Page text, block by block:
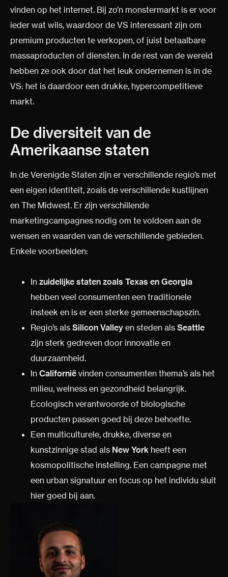
vinden op het internet. Bij zo’n monstermarkt is er voor
ieder wat wils, waardoor de VS interessant zijn om
premium producten te verkopen, of juist betaalbare
massaproducten of diensten. In de rest van de wereld
hebben ze ook door dat het leuk ondernemen is in de
VS: het is daardoor een drukke, hypercompetitieve
markt.
De diversiteit van de
Amerikaanse staten
In de Verenigde Staten zijn er verschillende regio’s met
een eigen identiteit, zoals de verschillende kustlijnen
en The Midwest. Er zijn verschillende
marketingcampagnes nodig om te voldoen aan de
wensen en waarden van de verschillende gebieden.
Enkele voorbeelden:
In zuidelijke staten zoals Texas en Georgia
hebben veel consumenten een traditionele
insteek en is er een sterke gemeenschapszin.
Regio’s als Silicon Valley en steden als Seattle
zijn sterk gedreven door innovatie en
duurzaamheid.
In Californië vinden consumenten thema’s als het
milieu, welness en gezondheid belangrijk.
Ecologisch verantwoorde of biologische
producten passen goed bij deze behoefte.
Een multiculturele, drukke, diverse en
kunstzinnige stad als New York heeft een
kosmopolitische instelling. Een campagne met
een urban signatuur en focus op het individu sluit
hier goed bij aan.